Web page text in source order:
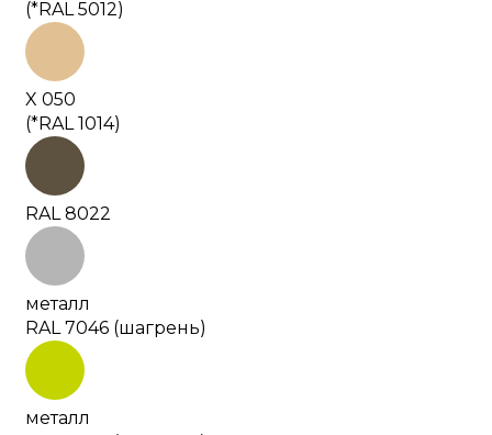
(*RAL 5012)
X 050
(*RAL 1014)
RAL 8022
металл
RAL 7046 (шагрень)
металл